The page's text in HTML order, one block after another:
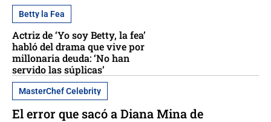
Betty la Fea
Actriz de ‘Yo soy Betty, la fea’
habló del drama que vive por
millonaria deuda: ‘No han
servido las súplicas’
MasterChef Celebrity
El error que sacó a Diana Mina de